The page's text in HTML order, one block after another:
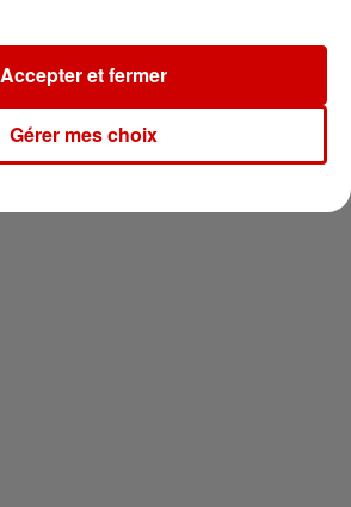
Gérer mes choix
Accepter et fermer